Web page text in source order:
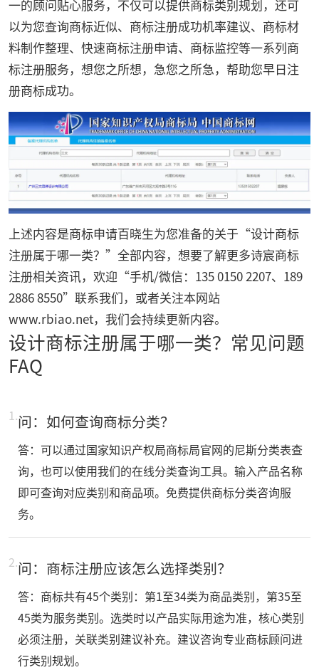
一的顾问贴心服务，不仅可以提供商标类别规划，还可
以为您查询商标近似、商标注册成功机率建议、商标材
料制作整理、快速商标注册申请、商标监控等一系列商
标注册服务，想您之所想，急您之所急，帮助您早日注
册商标成功。
上述内容是商标申请百晓生为您准备的关于“设计商标
注册属于哪一类？”全部内容，想要了解更多诗宸商标
注册相关资讯，欢迎“手机/微信：135 0150 2207、189
2886 8550”联系我们，或者关注本网站
www.rbiao.net，我们会持续更新内容。
设计商标注册属于哪一类？常见问题
FAQ
1.问：如何查询商标分类？
答：可以通过国家知识产权局商标局官网的尼斯分类表查
询，也可以使用我们的在线分类查询工具。输入产品名称
即可查询对应类别和商品项。免费提供商标分类咨询服
务。
2.问：商标注册应该怎么选择类别？
答：商标共有45个类别：第1至34类为商品类别，第35至
45类为服务类别。选类时以产品实际用途为准，核心类别
必须注册，关联类别建议补充。建议咨询专业商标顾问进
行类别规划。